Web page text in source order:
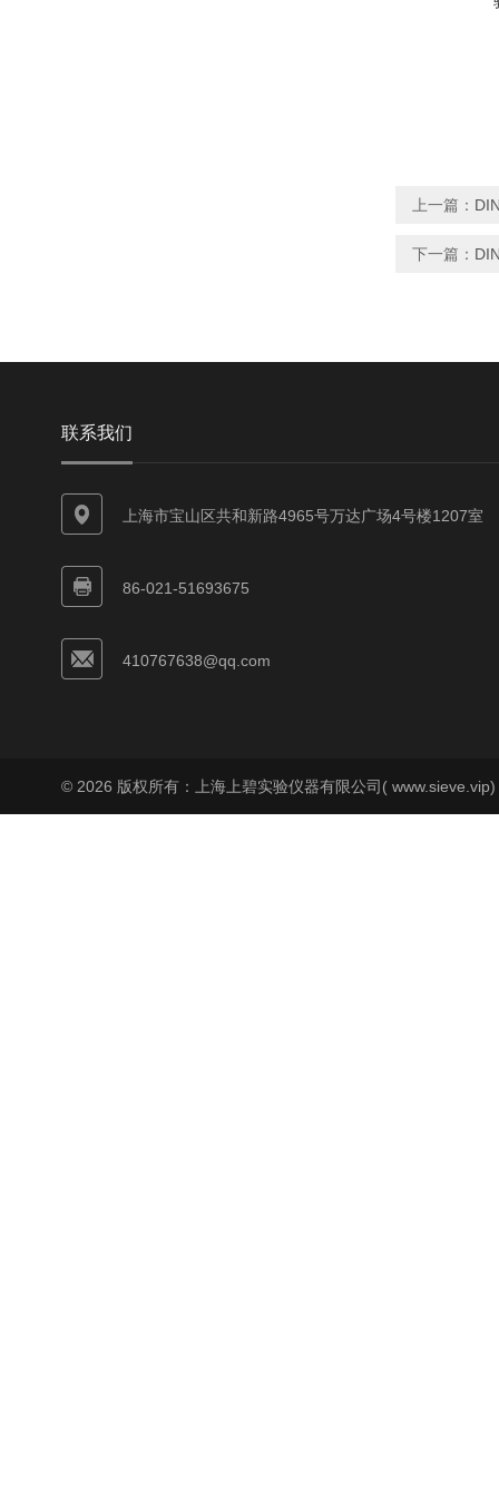
上一篇：
下一篇：
联系我们
上海市宝山区共和新路4965号万达广场4号楼1207室
86-021-51693675
410767638@qq.com
© 2026 版权所有：上海上碧实验仪器有限公司(